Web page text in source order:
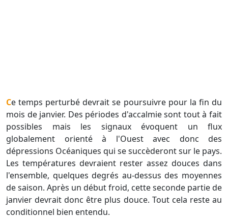
Ce temps perturbé devrait se poursuivre pour la fin du
mois de janvier. Des périodes d'accalmie sont tout à fait
possibles mais les signaux évoquent un flux
globalement orienté à l'Ouest avec donc des
dépressions Océaniques qui se succèderont sur le pays.
Les températures devraient rester assez douces dans
l'ensemble, quelques degrés au-dessus des moyennes
de saison. Après un début froid, cette seconde partie de
janvier devrait donc être plus douce. Tout cela reste au
conditionnel bien entendu.